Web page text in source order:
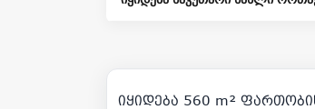
42
730 000 | m² 1 304
იყიდება 560 m²